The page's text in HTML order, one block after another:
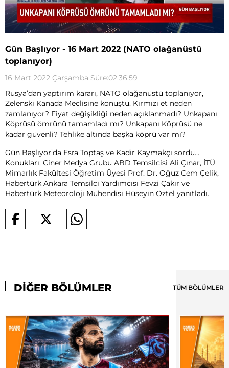
Gün Başlıyor - 16 Mart 2022 (NATO olağanüstü
toplanıyor)
16 Mart 2022 Çarşamba Süre:02:36:59
Rusya’dan yaptırım kararı, NATO olağanüstü toplanıyor,
Zelenski Kanada Meclisine konuştu. Kırmızı et neden
zamlanıyor? Fiyat değişikliği neden açıklanmadı? Unkapanı
Köprüsü ömrünü tamamladı mı? Unkapanı Köprüsü ne
kadar güvenli? Tehlike altında başka köprü var mı?
Gün Başlıyor’da Esra Toptaş ve Kadir Kaymakçı sordu…
Konukları; Ciner Medya Grubu ABD Temsilcisi Ali Çınar, İTÜ
Mimarlık Fakültesi Öğretim Üyesi Prof. Dr. Oğuz Cem Çelik,
Habertürk Ankara Temsilci Yardımcısı Fevzi Çakır ve
Habertürk Meteoroloji Mühendisi Hüseyin Öztel yanıtladı.
DİĞER BÖLÜMLER TÜM BÖLÜMLER